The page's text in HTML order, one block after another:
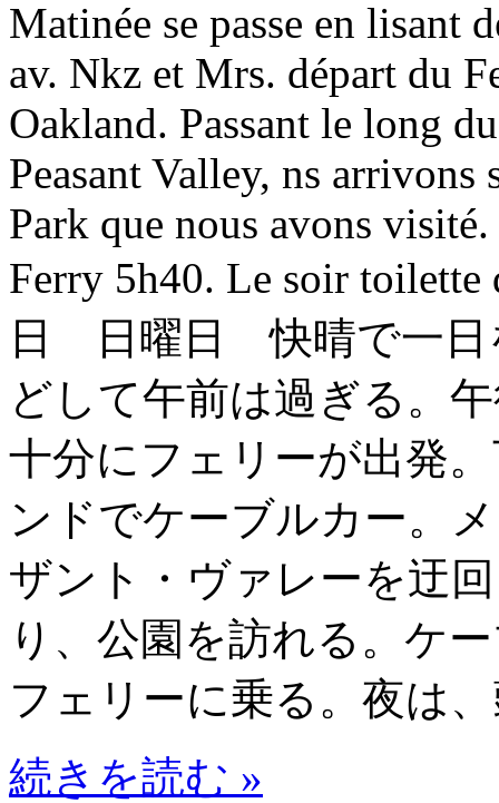
Matinée se passe en lisant
av. Nkz et Mrs. départ du
Oakland. Passant le long
Peasant Valley, ns
Park que nous avons
Ferry 5h40. Le soir
日 日曜日 快晴で一日
どして午前は過ぎる。
十分にフェリーが出発
ンドでケーブルカー。
ザント・ヴァレーを迂
り、公園を訪れる。ケ
フェリーに乗る。夜は
続きを読む »